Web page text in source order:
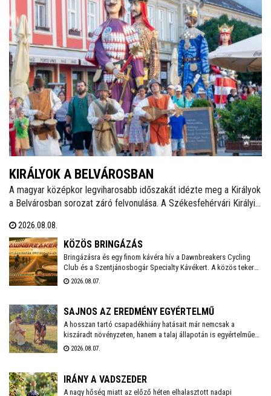
KIRÁLYOK A BELVÁROSBAN
A magyar középkor legviharosabb időszakát idézte meg a Királyok
a Belvárosban sorozat záró felvonulása. A Székesfehérvári Királyi
herceg, II. (Vak) Béla, Salamon király és III. András óriásbábjai
vonultak végig a Fő utcán.
2026.08.08.
KÖZÖS BRINGÁZÁS
Bringázásra és egy finom kávéra hív a Dawnbreakers Cycling
Club és a Szentjánosbogár Specialty Kávékert. A közös tekerés
augusztus 8-án, szombaton reggel 8.00 órakor indul a Liszt
2026.08.07.
SAJNOS AZ EREDMÉNY EGYÉRTELMŰ
A hosszan tartó csapadékhiány hatásait már nemcsak a
kiszáradt növényzeten, hanem a talaj állapotán is egyértelműen
mérni lehet. A Városgondnokság szakemberei talajnedvesség-
jelenlegi helyzetről.
2026.08.07.
IRÁNY A VADSZEDER
A nagy hőség miatt az előző héten elhalasztott nadapi